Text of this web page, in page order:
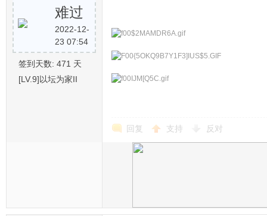
难过
2022-12-
23 07:54
签到天数: 471 天
[LV.9]以坛为家II
回复 支持 反对